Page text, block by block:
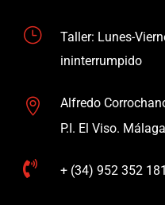
}
Taller: Lunes-
ininterrumpido

Alfredo
P.I. El Viso.
 + (34) 952 352 181